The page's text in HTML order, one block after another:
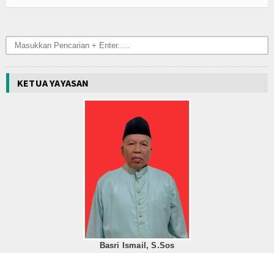
Kota Jambi
Kota Jambi
Kelas IX Angkatan Ke IV
Muharram Adalah Hari Penting: Makna dan Sejarahnya
Muharram Adalah Hari Penting: Makna dan Sejarahnya
KETUA YAYASAN
Basri Ismail, S.Sos